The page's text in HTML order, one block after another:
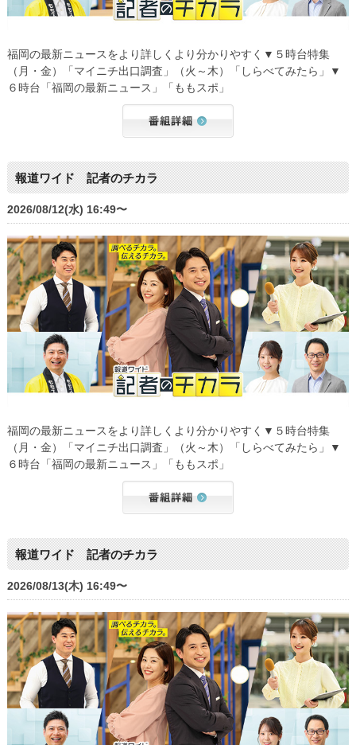
福岡の最新ニュースをより詳しくより分かりやすく▼５時台特集
（月・金）「マイニチ出口調査」（火～木）「しらべてみたら」▼
６時台「福岡の最新ニュース」「ももスポ」
報道ワイド 記者のチカラ
2026/08/12(水) 16:49〜
福岡の最新ニュースをより詳しくより分かりやすく▼５時台特集
（月・金）「マイニチ出口調査」（火～木）「しらべてみたら」▼
６時台「福岡の最新ニュース」「ももスポ」
報道ワイド 記者のチカラ
2026/08/13(木) 16:49〜